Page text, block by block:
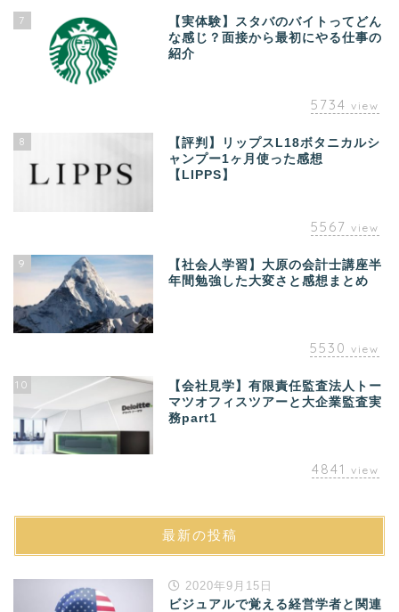
7
【実体験】スタバのバイトってどん
な感じ？面接から最初にやる仕事の
紹介
5734 view
8
【評判】リップスL18ボタニカルシ
ャンプー1ヶ月使った感想
【LIPPS】
5567 view
9
【社会人学習】大原の会計士講座半
年間勉強した大変さと感想まとめ
5530 view
10
【会社見学】有限責任監査法人トー
マツオフィスツアーと大企業監査実
務part1
4841 view
最新の投稿
2020年9月15日
ビジュアルで覚える経営学者と関連